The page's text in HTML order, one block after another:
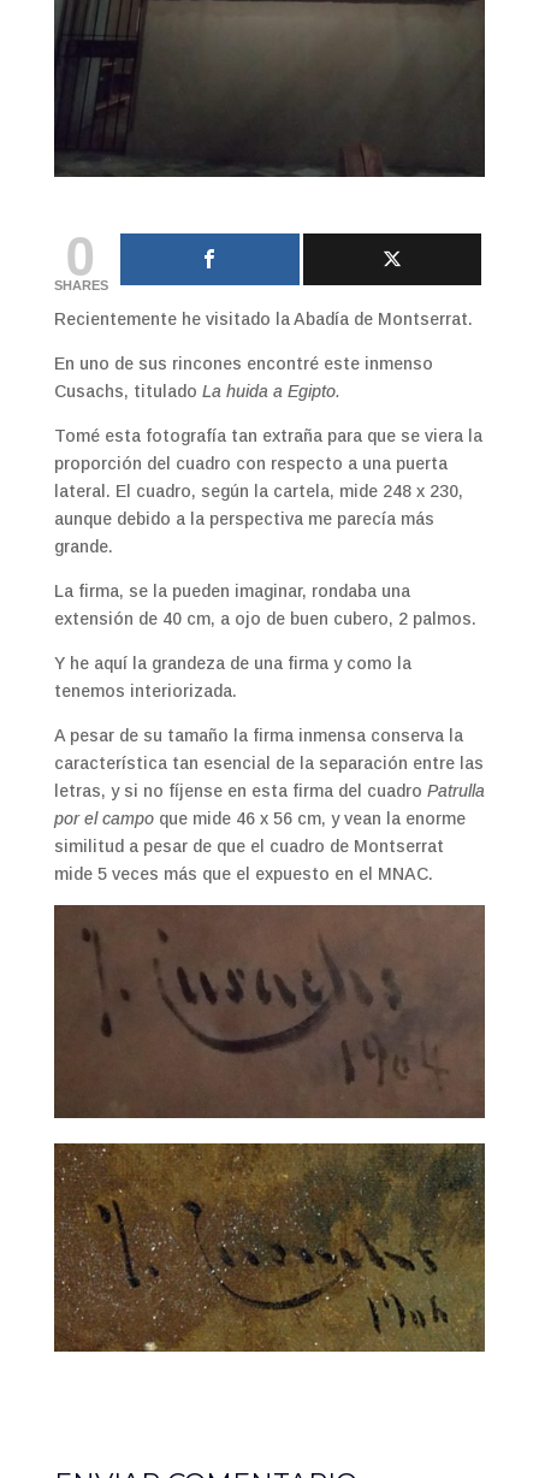
0
SHARES
Recientemente he visitado la Abadía de Montserrat.
En uno de sus rincones encontré este inmenso
Cusachs, titulado La huida a Egipto.
Tomé esta fotografía tan extraña para que se viera la
proporción del cuadro con respecto a una puerta
lateral. El cuadro, según la cartela, mide 248 x 230,
aunque debido a la perspectiva me parecía más
grande.
La firma, se la pueden imaginar, rondaba una
extensión de 40 cm, a ojo de buen cubero, 2 palmos.
Y he aquí la grandeza de una firma y como la
tenemos interiorizada.
A pesar de su tamaño la firma inmensa conserva la
característica tan esencial de la separación entre las
letras, y si no fíjense en esta firma del cuadro Patrulla
por el campoque mide 46 x 56 cm, y vean la enorme
similitud a pesar de que el cuadro de Montserrat
mide 5 veces más que el expuesto en el MNAC.